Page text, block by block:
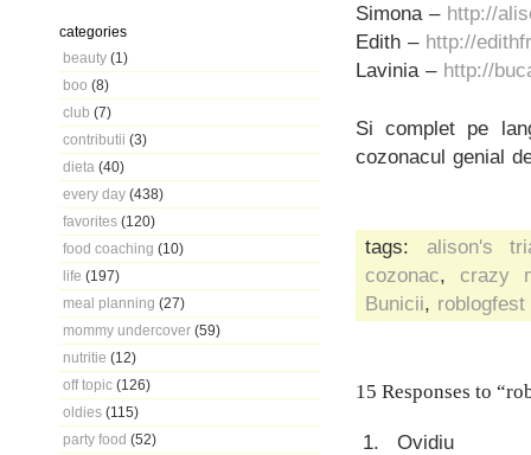
categories
beauty (1)
boo (8)
club (7)
contributii (3)
dieta (40)
every day (438)
favorites (120)
food coaching (10)
life (197)
meal planning (27)
mommy undercover (59)
nutritie (12)
off topic (126)
oldies (115)
party food (52)
Simona – http://
Edith – http://
Lavinia – http://
Si complet pe
cozonacul genial
tags: alison's
cozonac,crazy
Bunicii, roblogfest
15 Responses to
Ovidiu